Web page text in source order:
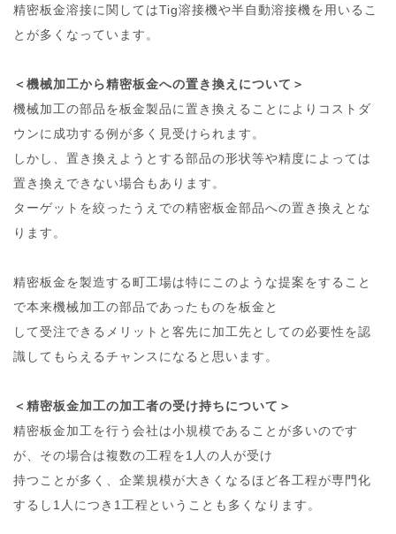
精密板金溶接に関してはTig溶接機や半自動溶接機を用いるこ
とが多くなっています。
＜機械加工から精密板金への置き換えについて＞
機械加工の部品を板金製品に置き換えることによりコストダ
ウンに成功する例が多く見受けられます。
しかし、置き換えようとする部品の形状等や精度によっては
置き換えできない場合もあります。
ターゲットを絞ったうえでの精密板金部品への置き換えとな
ります。
精密板金を製造する町工場は特にこのような提案をすること
で本来機械加工の部品であったものを板金と
して受注できるメリットと客先に加工先としての必要性を認
識してもらえるチャンスになると思います。
＜精密板金加工の加工者の受け持ちについて＞
精密板金加工を行う会社は小規模であることが多いのです
が、その場合は複数の工程を1人の人が受け
持つことが多く、企業規模が大きくなるほど各工程が専門化
するし1人につき1工程ということも多くなります。